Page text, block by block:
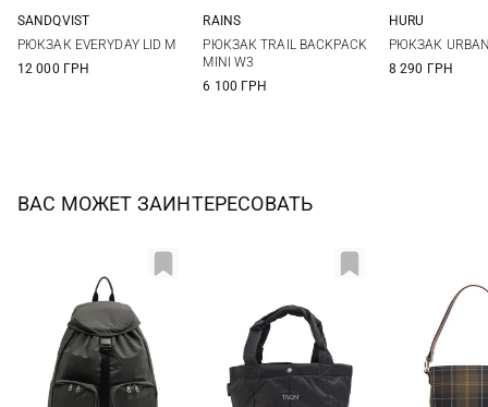
25Х37Х13СМ
SANDQVIST
РЮКЗАК EVERYDAY LID M
12 000 ГРН
RAINS
РЮКЗАК TRAIL BACKPACK
MINI W3
6 100 ГРН
HURU
РЮКЗАК
8 290 ГРН
ВАС МОЖЕТ ЗАИНТЕРЕСОВАТЬ